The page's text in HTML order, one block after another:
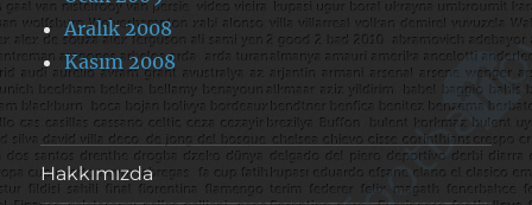
Aralık 2008
Kasım 2008
Hakkımızda